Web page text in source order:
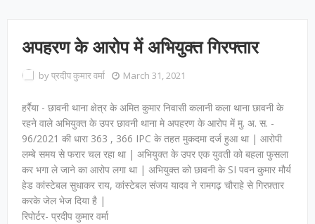
अपहरण के आरोप में अभियुक्त गिरफ्तार
byप्रदीप कुमार वर्मा March 31, 2021
हर्रैया - छावनी थाना क्षेत्र के अमित कुमार निवासी कलानी कला थाना छावनी के
रहने वाले अभियुक्त के उपर छावनी थाना मे अपहरण के आरोप में मु. अ. स. -
96/2021 की धारा 363 , 366 IPC के तहत मुकदमा दर्ज हुआ था | आरोपी
लम्बे समय से फरार चल रहा था | अभियुक्त के उपर एक युवती को बहला फुसला
कर भगा ले जाने का आरोप लगा था | अभियुक्त को छावनी के SI पवन कुमार मौर्य
हेड कांस्टेबल सुधाकर राय, कांस्टेबल संजय यादव ने रामगढ़ चौराहे से गिरफ़्तार
करके जेल भेज दिया है |
रिपोर्टर- प्रदीप कुमार वर्मा